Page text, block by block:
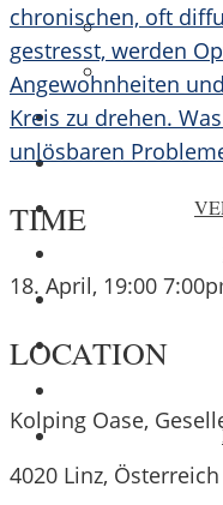
chronischen, oft
gestresst, werden
Angewohnheiten
Kreis zu drehen.
unlösbaren
TIME
18. April, 19:00
LOCATION
Kolping Oase,
4020 Linz, Österreich